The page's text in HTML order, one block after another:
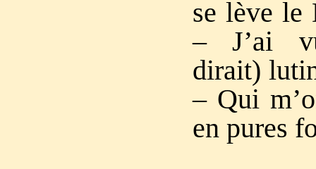
se lève le
– J’ai
dirait)
– Qui
en pures